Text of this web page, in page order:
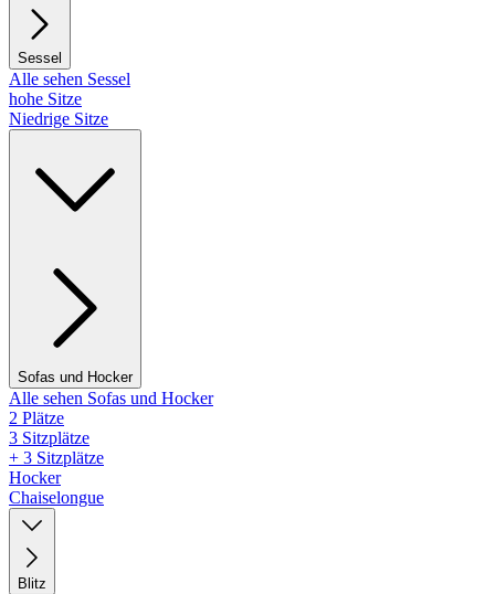
Sessel
Alle sehen Sessel
hohe Sitze
Niedrige Sitze
Sofas und Hocker
Alle sehen Sofas und Hocker
2 Plätze
3 Sitzplätze
+ 3 Sitzplätze
Hocker
Chaiselongue
Blitz